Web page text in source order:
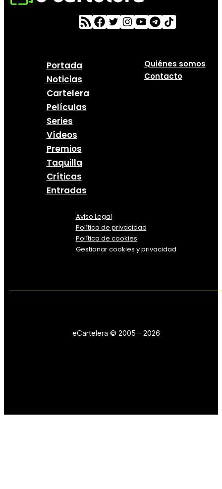
Portada
Noticias
Cartelera
Películas
Series
Vídeos
Premios
Taquilla
Críticas
Entradas
Quiénes somos
Contacto
Aviso Legal
Política de privacidad
Política de cookies
Gestionar cookies y privacidad
eCartelera © 2005 - 2026